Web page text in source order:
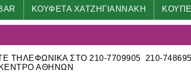
ΚΟΥΦΕΤΑ ΧΑΤΖΗΓΙΑΝΝΑΚΗ
ΤΗΛΕΦΩΝΙΚΑ ΣΤΟ 210-7709905 210-
ΑΘΗΝΩΝ